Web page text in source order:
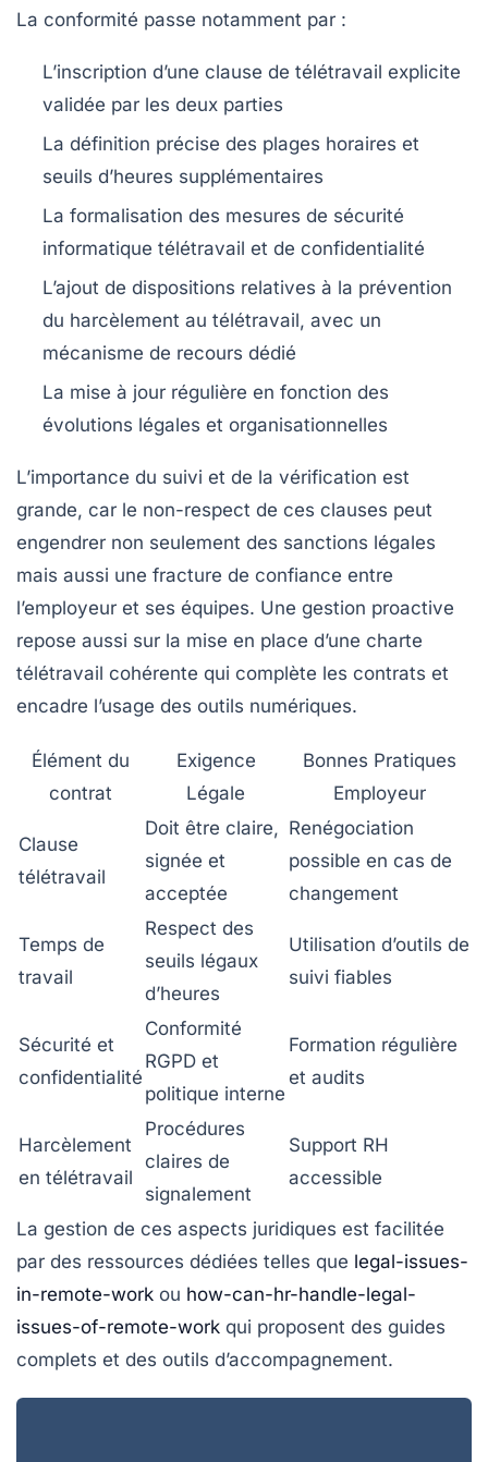
La conformité passe notamment par :
L’inscription d’une clause de télétravail explicite
validée par les deux parties
La définition précise des plages horaires et
seuils d’heures supplémentaires
La formalisation des mesures de sécurité
informatique télétravail et de confidentialité
L’ajout de dispositions relatives à la prévention
du harcèlement au télétravail, avec un
mécanisme de recours dédié
La mise à jour régulière en fonction des
évolutions légales et organisationnelles
L’importance du suivi et de la vérification est
grande, car le non-respect de ces clauses peut
engendrer non seulement des sanctions légales
mais aussi une fracture de confiance entre
l’employeur et ses équipes. Une gestion proactive
repose aussi sur la mise en place d’une charte
télétravail cohérente qui complète les contrats et
encadre l’usage des outils numériques.
Élément du
contrat
Exigence
Légale
Bonnes Pratiques
Employeur
Clause
télétravail
Doit être claire,
signée et
acceptée
Renégociation
possible en cas de
changement
Temps de
travail
Respect des
seuils légaux
d’heures
Utilisation d’outils de
suivi fiables
Sécurité et
confidentialité
Conformité
RGPD et
politique interne
Formation régulière
et audits
Harcèlement
en télétravail
Procédures
claires de
signalement
Support RH
accessible
La gestion de ces aspects juridiques est facilitée
par des ressources dédiées telles que legal-issues-
in-remote-work ou how-can-hr-handle-legal-
issues-of-remote-work qui proposent des guides
complets et des outils d’accompagnement.